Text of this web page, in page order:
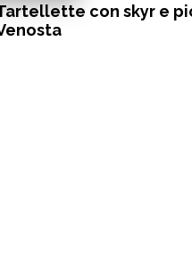
con skyr e